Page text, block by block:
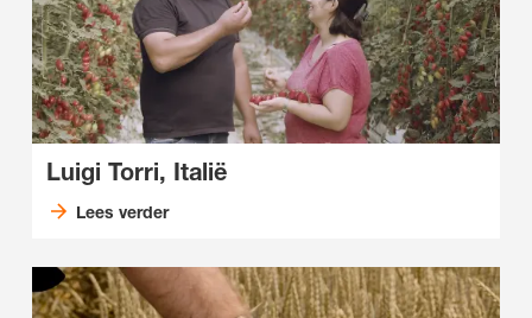
Luigi Torri, Italië
Lees verder